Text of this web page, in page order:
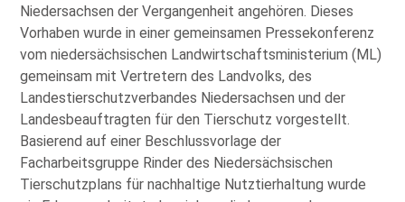
Niedersachsen der Vergangenheit angehören. Dieses
Vorhaben wurde in einer gemeinsamen Pressekonferenz
vom niedersächsischen Landwirtschaftsministerium (ML)
gemeinsam mit Vertretern des Landvolks, des
Landestierschutzverbandes Niedersachsen und der
Landesbeauftragten für den Tierschutz vorgestellt.
Basierend auf einer Beschlussvorlage der
Facharbeitsgruppe Rinder des Niedersächsischen
Tierschutzplans für nachhaltige Nutztierhaltung wurde